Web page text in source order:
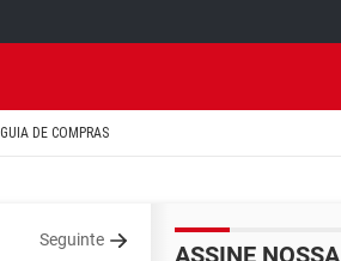
GUIA DE COMPRAS
Seguinte
ASSINE NOSSA